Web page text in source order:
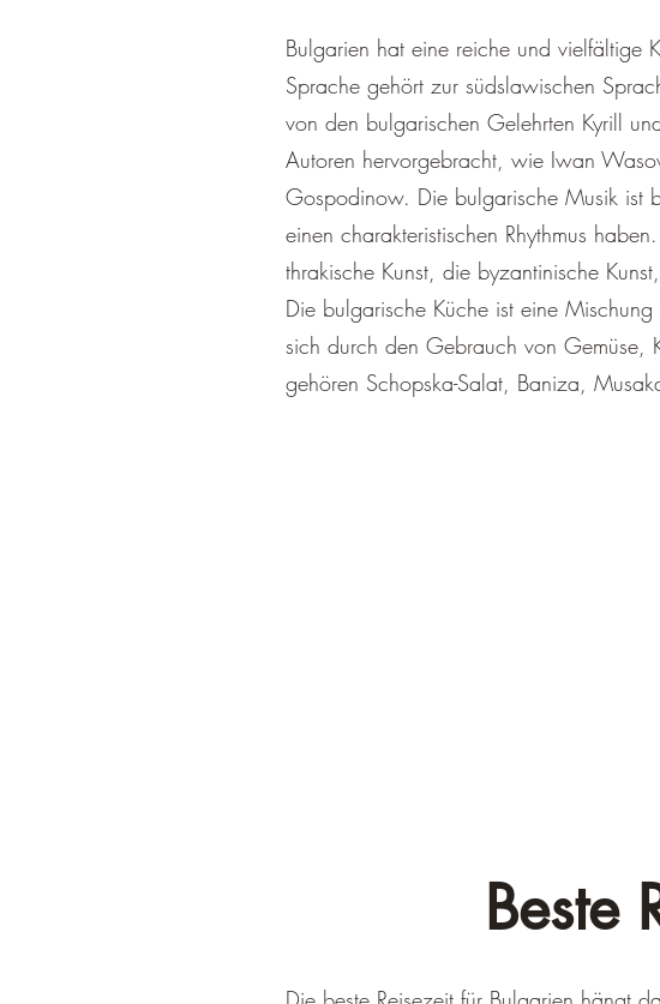
Bulgarien hat eine reiche und vielfältige
Sprache gehört zur südslawischen
von den bulgarischen Gelehrten Kyrill
Autoren hervorgebracht, wie Iwan
Gospodinow. Die bulgarische Musik ist
einen charakteristischen Rhythmus
thrakische Kunst, die byzantinische
Die bulgarische Küche ist eine
sich durch den Gebrauch von Gemüse,
gehören Schopska-Salat, Baniza,
Beste